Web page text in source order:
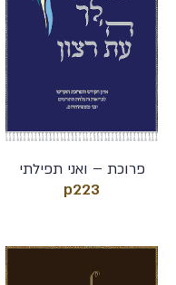
פרוכת – ואני תפילתי
p223